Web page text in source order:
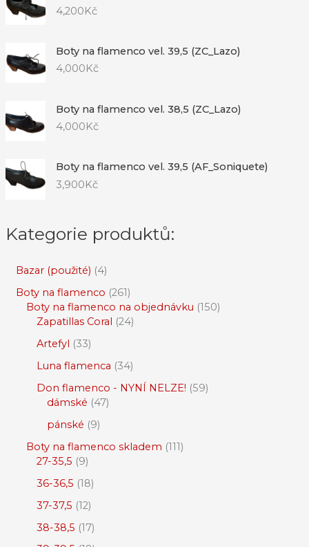
4,200Kč
Boty na flamenco vel. 39,5 (ZC_Lazo)
4,000 Kč
Boty na flamenco vel. 38,5 (ZC_Lazo)
4,000 Kč
Boty na flamenco vel. 39,5 (AF_Soniquete)
3,900Kč
Kategorie produktů:
Bazar (použité) 4
Boty na flamenco 261
Boty na flamenco na objednávku 150
Zapatillas Coral 24
Artefyl 33
Luna flamenca 34
Don flamenco - NYNÍ NELZE! 59
dámské 47
pánské 9
Boty na flamenco skladem 111
27-35,5 9
36-36,5 18
37-37,5 12
38-38,5 17